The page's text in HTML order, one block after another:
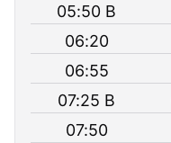
05:50 B
06:20
06:55
07:25 B
07:50